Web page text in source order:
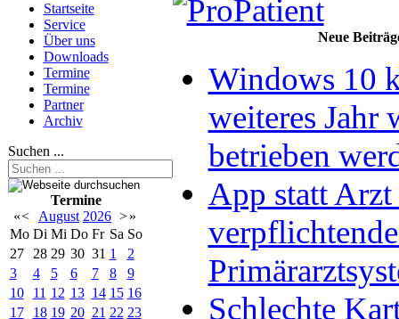
Startseite
Service
Über uns
Downloads
Termine
Termine
Partner
Archiv
Suchen ...
Termine
«< August 2026 >»
Mo Di Mi Do Fr Sa So
27
28 29 30 31 1
2
3
4 5 6 7 8
9
10
11 12 13 14 15 16
17
18 19 20 21 22 23
Neue
Windows 10
weiteres Jahr
betrieben
App statt Arzt
Schlechte